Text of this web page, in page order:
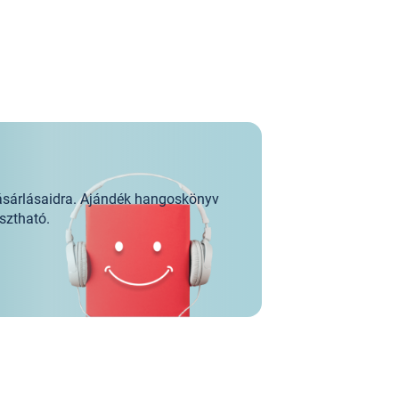
Ajándék hangoskönyv